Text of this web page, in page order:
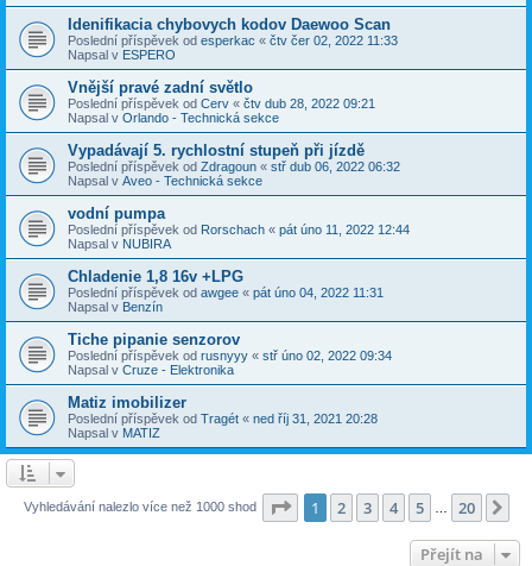
Idenifikacia chybovych kodov Daewoo Scan
Poslední příspěvek od esperkac « čtv čer 02, 2022 11:33
Napsal v ESPERO
Vnější pravé zadní světlo
Poslední příspěvek od Cerv « čtv dub 28, 2022 09:21
Napsal v Orlando - Technická sekce
Vypadávají 5. rychlostní stupeň při jízdě
Poslední příspěvek od Zdragoun « stř dub 06, 2022 06:32
Napsal v Aveo - Technická sekce
vodní pumpa
Poslední příspěvek od Rorschach « pát úno 11, 2022 12:44
Napsal v NUBIRA
Chladenie 1,8 16v +LPG
Poslední příspěvek od awgee « pát úno 04, 2022 11:31
Napsal v Benzín
Tiche pipanie senzorov
Poslední příspěvek od rusnyyy « stř úno 02, 2022 09:34
Napsal v Cruze - Elektronika
Matiz imobilizer
Poslední příspěvek od Tragét « ned říj 31, 2021 20:28
Napsal v MATIZ
Vyhledávání nalezlo více než 1000 shod Stránka z 20
1 2 3 4 5 20
Přejít na